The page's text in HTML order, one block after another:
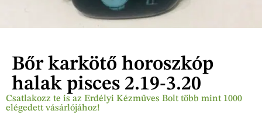
Csatlakozz te is az Erdélyi Kézműves Bolt több mint 1000
elégedett vásárlójához!
Bőr karkötő horoszkóp
halak pisces 2.19-3.20